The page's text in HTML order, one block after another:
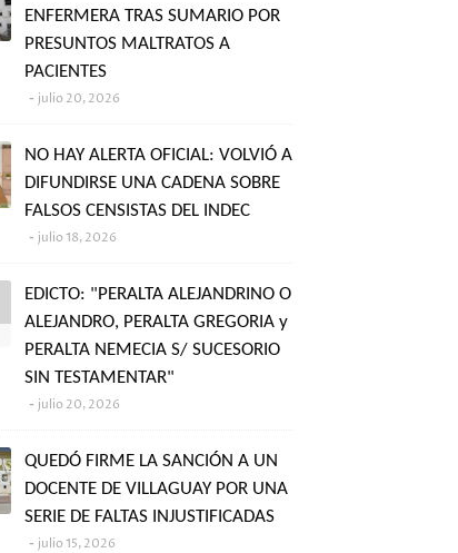
ENFERMERA TRAS SUMARIO POR
PRESUNTOS MALTRATOS A
PACIENTES
julio 20, 2026
NO HAY ALERTA OFICIAL: VOLVIÓ A
DIFUNDIRSE UNA CADENA SOBRE
FALSOS CENSISTAS DEL INDEC
julio 18, 2026
EDICTO: "PERALTA ALEJANDRINO O
ALEJANDRO, PERALTA GREGORIA y
PERALTA NEMECIA S/ SUCESORIO
SIN TESTAMENTAR"
julio 20, 2026
QUEDÓ FIRME LA SANCIÓN A UN
DOCENTE DE VILLAGUAY POR UNA
SERIE DE FALTAS INJUSTIFICADAS
julio 15, 2026